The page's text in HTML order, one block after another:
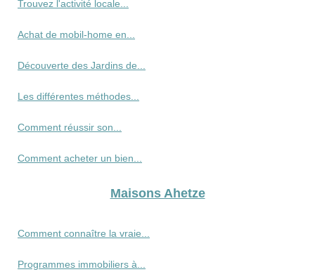
Trouvez l'activité locale...
Achat de mobil-home en...
Découverte des Jardins de...
Les différentes méthodes...
Comment réussir son...
Comment acheter un bien...
Maisons Ahetze
Comment connaître la vraie...
Programmes immobiliers à...